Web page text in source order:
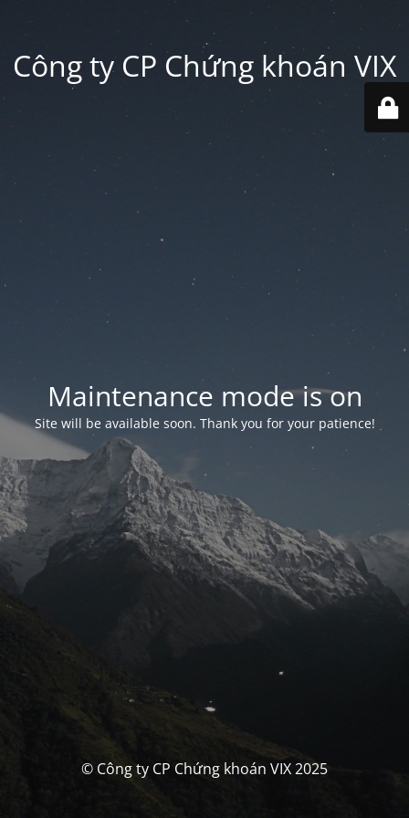
Công ty CP Chứng khoán VIX
Maintenance mode is on
Site will be available soon. Thank you for your patience!
© Công ty CP Chứng khoán VIX 2025